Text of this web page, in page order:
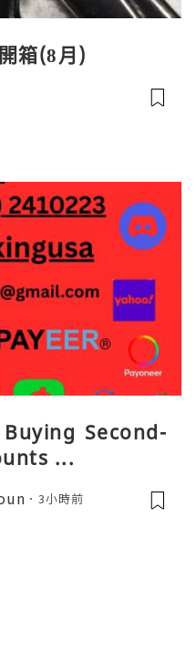
箱(8月)
Second-
...
3小時前